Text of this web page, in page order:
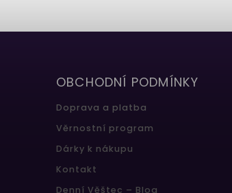
OBCHODNÍ PODMÍNKY
Doprava a platba
Věrnostní program
Dárky k nákupu
Kontakt
Denní Věštec – Blog